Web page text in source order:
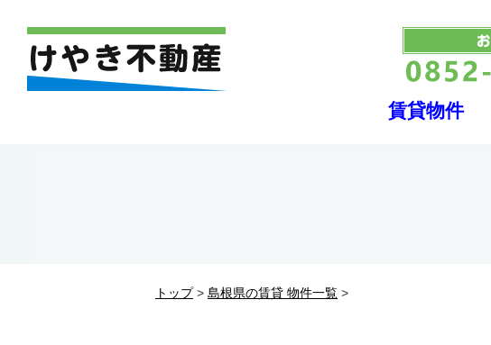
賃貸物件
トップ> 島根県の賃貸 物件一覧 >